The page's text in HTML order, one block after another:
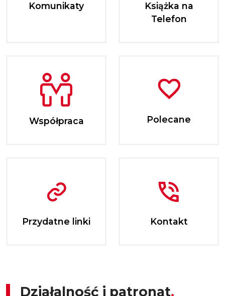
Komunikaty
Książka na
Telefon
Współpraca Polecane
Przydatne linki Kontakt
Działalność i patronat